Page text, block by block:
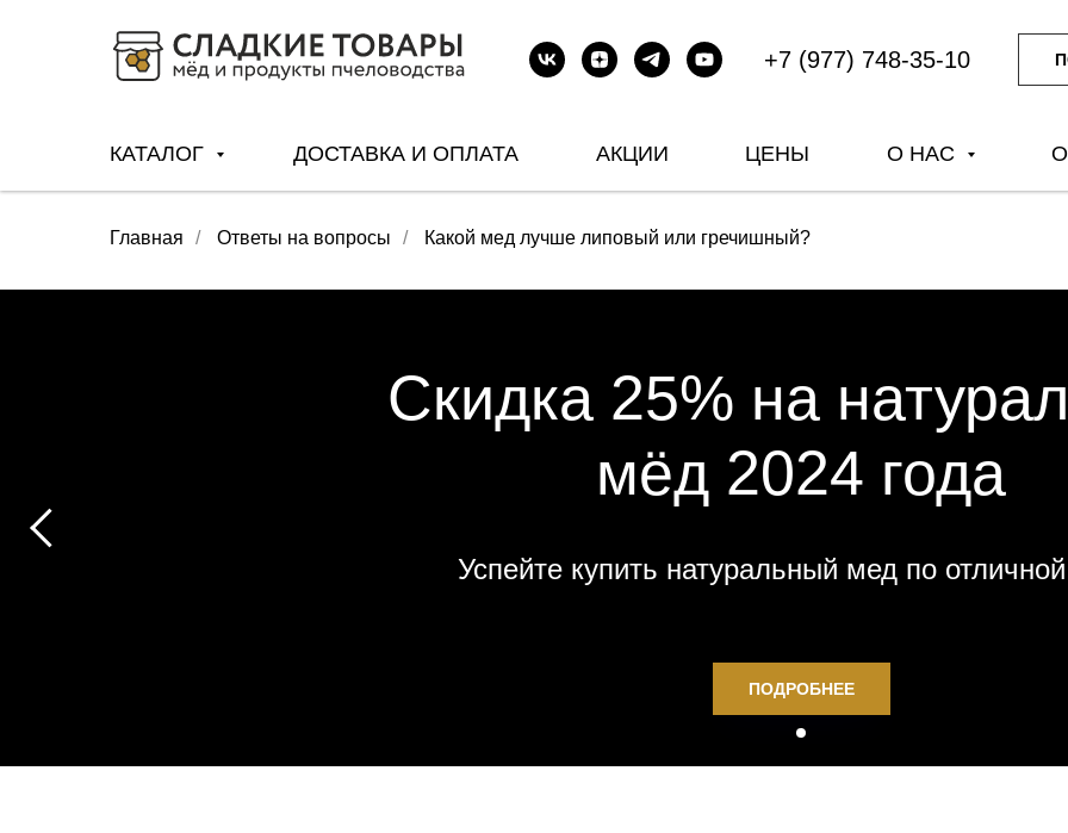
+7 (977) 748-35-10
КАТАЛОГ ДОСТАВКА И ОПЛАТА АКЦИИ ЦЕНЫ О НАС
Главная / Ответы на вопросы / Какой мед лучше липовый или гречишный?
Скидка 25% на
мёд 2024 года
Успейте купить натуральный мед по
ПОДРОБНЕЕ